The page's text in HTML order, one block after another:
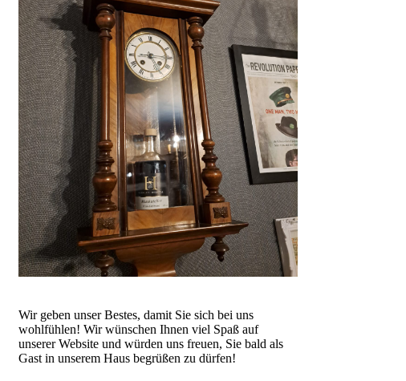
Wir geben unser Bestes, damit Sie sich bei uns
wohlfühlen! Wir wünschen Ihnen viel Spaß auf
unserer Website und würden uns freuen, Sie bald als
Gast in unserem Haus begrüßen zu dürfen!